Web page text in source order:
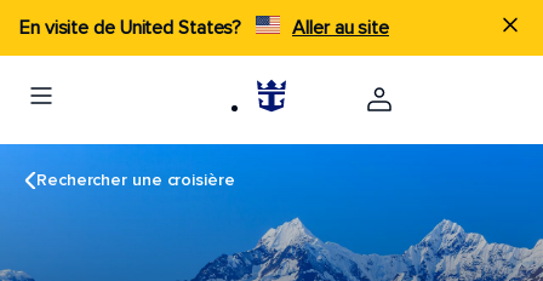
En visite de United States? Aller au site
Rechercher une croisière